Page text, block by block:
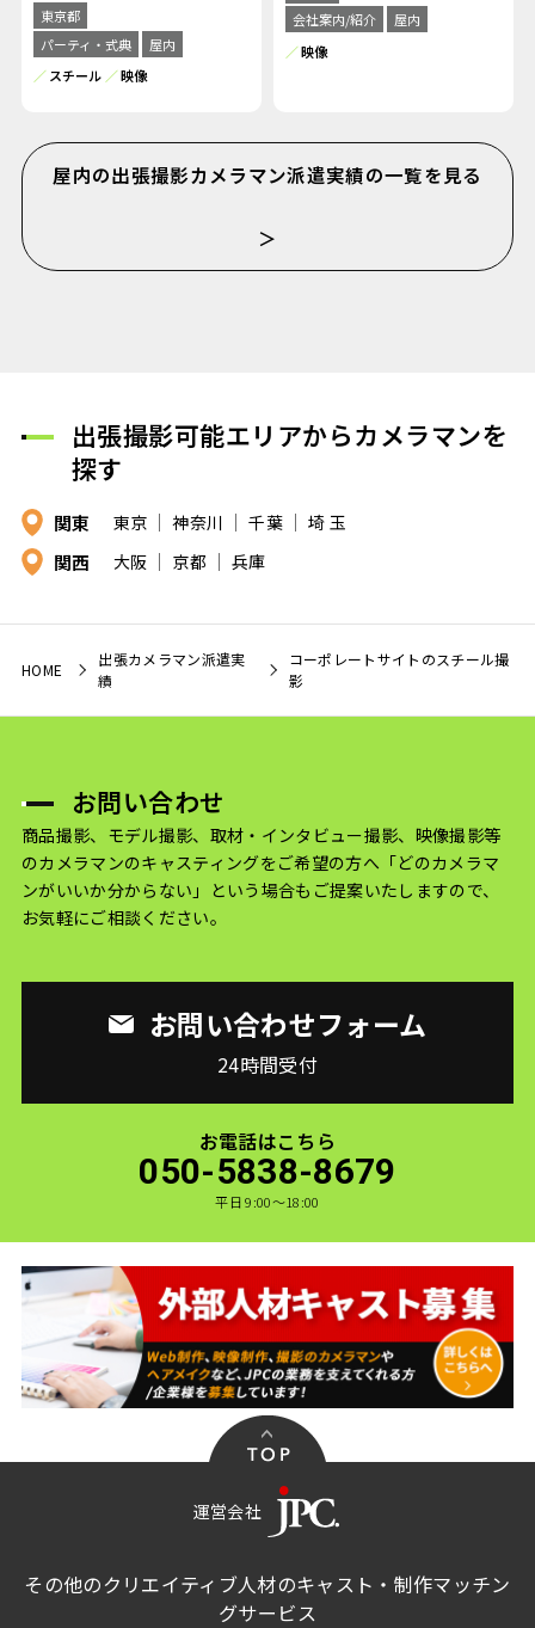
東京都
パーティ・式典
屋内
スチール
映像
会社案内/紹介
屋内
映像
屋内の出張撮影カメラマン派遣実績の一覧を見る
＞
出張撮影可能エリアからカメラマンを
探す
関東 東京 神奈川 千葉 埼 玉
関西 大阪 京都 兵庫
HOME
出張カメラマン派遣実
績
コーポレートサイトのスチール撮
影
お問い合わせ
商品撮影、モデル撮影、取材・インタビュー撮影、映像撮影等
のカメラマンのキャスティングをご希望の方へ 「どのカメラマ
ンがいいか分からない」という場合もご提案いたしますので、
お気軽にご相談ください。
お問い合わせフォーム
24時間受付
お電話はこちら
050-5838-8679
平日 9:00〜18:00
運営会社
その他のクリエイティブ人材のキャスト・制作マッチン
グサービス